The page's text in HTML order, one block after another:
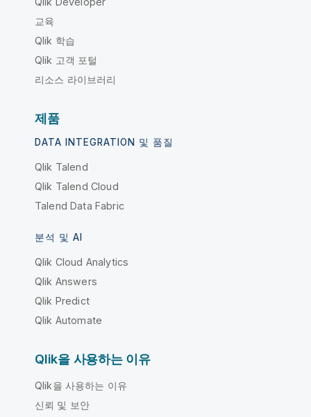
교육
Qlik 학습
Qlik 고객 포털
리소스 라이브러리
제품
DATA INTEGRATION 및 품질
Qlik Talend
Qlik Talend Cloud
Talend Data Fabric
분석 및 AI
Qlik Cloud Analytics
Qlik Answers
Qlik Predict
Qlik Automate
Qlik을 사용하는 이유
Qlik을 사용하는 이유
신뢰 및 보안